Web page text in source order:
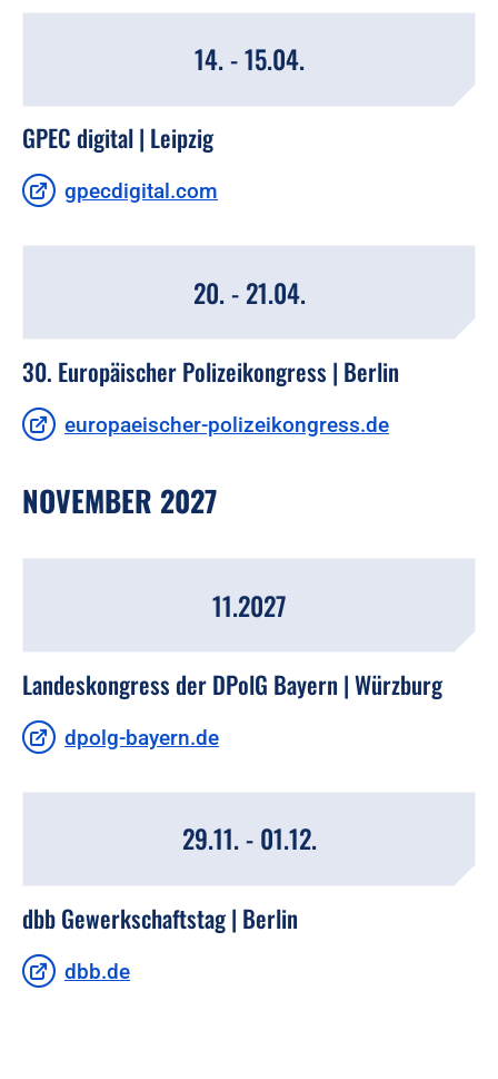
14. - 15.04.
GPEC digital | Leipzig
gpecdigital.com
20. - 21.04.
30. Europäischer Polizeikongress | Berlin
europaeischer-polizeikongress.de
NOVEMBER 2027
11.2027
Landeskongress der DPolG Bayern | Würzburg
dpolg-bayern.de
29.11. - 01.12.
dbb Gewerkschaftstag | Berlin
dbb.de